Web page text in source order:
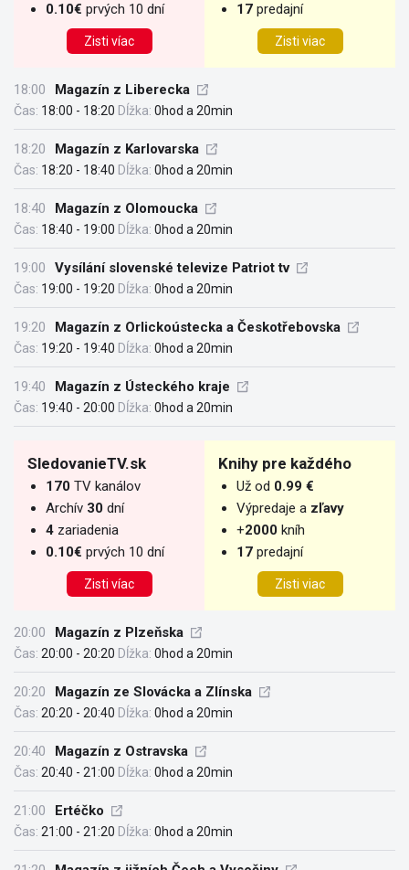
0.10€ prvých 10 dní
Zisti víac
17 predajní
Zisti viac
18:00 Magazín z Liberecka
Čas: 18:00 - 18:20 Dĺžka: 0hod a 20min
18:20 Magazín z Karlovarska
Čas: 18:20 - 18:40 Dĺžka: 0hod a 20min
18:40 Magazín z Olomoucka
Čas: 18:40 - 19:00 Dĺžka: 0hod a 20min
19:00 Vysílání slovenské televize Patriot tv
Čas: 19:00 - 19:20 Dĺžka: 0hod a 20min
19:20 Magazín z Orlickoústecka a Českotřebovska
Čas: 19:20 - 19:40 Dĺžka: 0hod a 20min
19:40 Magazín z Ústeckého kraje
Čas: 19:40 - 20:00 Dĺžka: 0hod a 20min
SledovanieTV.sk
170 TV kanálov
Archív 30 dní
4 zariadenia
0.10€ prvých 10 dní
Zisti víac
Knihy pre každého
Už od 0.99 €
Výpredaje a zľavy
+2000 kníh
17 predajní
Zisti viac
20:00 Magazín z Plzeňska
Čas: 20:00 - 20:20 Dĺžka: 0hod a 20min
20:20 Magazín ze Slovácka a Zlínska
Čas: 20:20 - 20:40 Dĺžka: 0hod a 20min
20:40 Magazín z Ostravska
Čas: 20:40 - 21:00 Dĺžka: 0hod a 20min
21:00 Ertéčko
Čas: 21:00 - 21:20 Dĺžka: 0hod a 20min